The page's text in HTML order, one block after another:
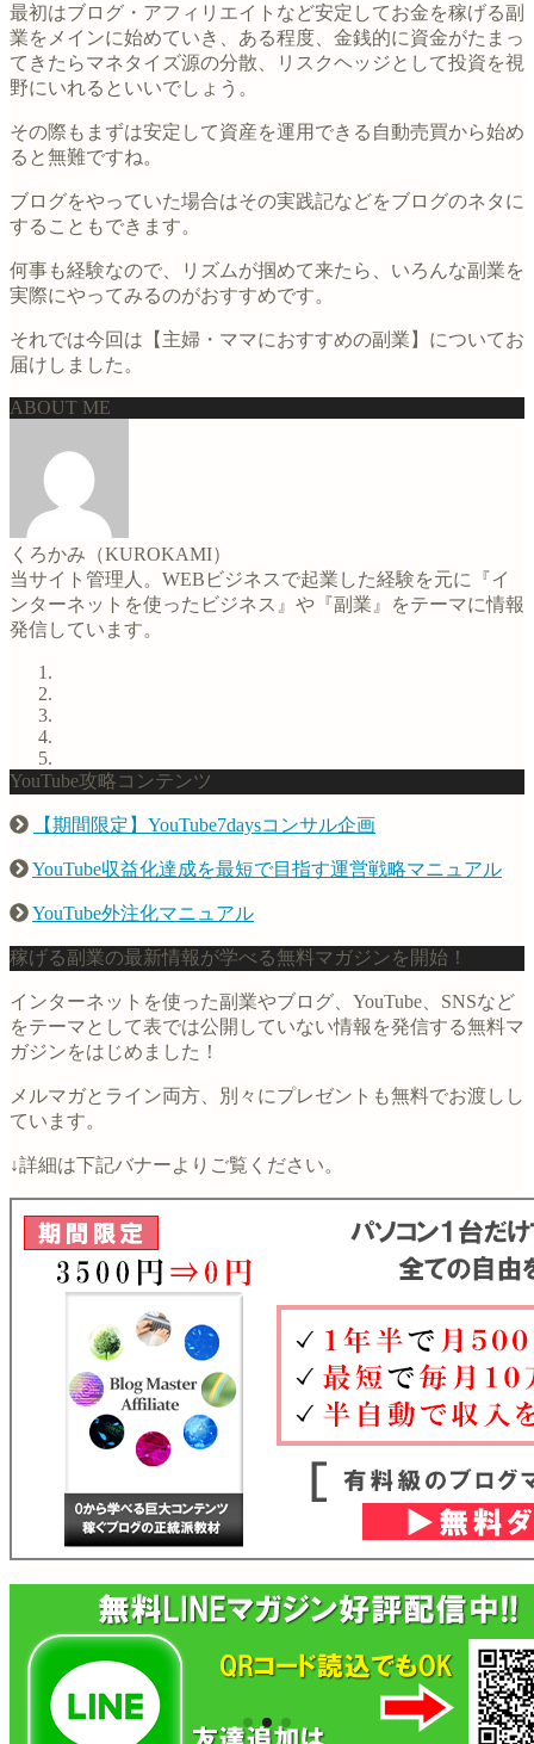
最初はブログ・アフィリエイトなど安定してお金を稼げる副
業をメインに始めていき、ある程度、金銭的に資金がたまっ
てきたらマネタイズ源の分散、リスクヘッジとして投資を視
野にいれるといいでしょう。
その際もまずは安定して資産を運用できる自動売買から始め
ると無難ですね。
ブログをやっていた場合はその実践記などをブログのネタに
することもできます。
何事も経験なので、リズムが掴めて来たら、いろんな副業を
実際にやってみるのがおすすめです。
それでは今回は【主婦・ママにおすすめの副業】についてお
届けしました。
ABOUT ME
くろかみ（KUROKAMI）
当サイト管理人。WEBビジネスで起業した経験を元に『イ
ンターネットを使ったビジネス』や『副業』をテーマに情報
発信しています。
YouTube攻略コンテンツ
【期間限定】YouTube7daysコンサル企画
YouTube収益化達成を最短で目指す運営戦略マニュアル
YouTube外注化マニュアル
稼げる副業の最新情報が学べる無料マガジンを開始！
インターネットを使った副業やブログ、YouTube、SNSなど
をテーマとして表では公開していない情報を発信する無料マ
ガジンをはじめました！
メルマガとライン両方、別々にプレゼントも無料でお渡しし
ています。
↓詳細は下記バナーよりご覧ください。